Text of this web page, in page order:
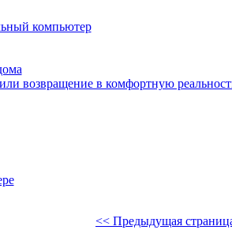
компьютер
возвращение в комфортную
<< Предыдущая